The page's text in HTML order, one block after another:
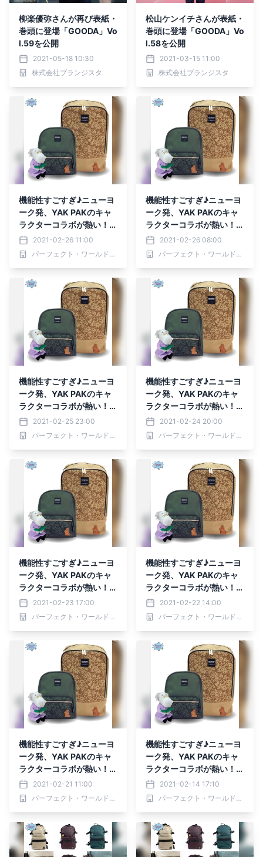
柳楽優弥さんが再び表紙・
巻頭に登場「GOODA」Vo
l.59を公開
2021-05-18 10:30
株式会社ブランジスタ
松山ケンイチさんが表紙・
巻頭に登場「GOODA」Vo
l.58を公開
2021-03-15 11:00
株式会社ブランジスタ
機能性すごすぎ♪ニューヨ
ーク発、YAK PAKのキャ
ラクターコラボが熱い！ス
ヌーピーはもちろん、ムー
ミンも、コナンも。
2021-02-26 11:00
パーフェクト・ワールド株式会社
機能性すごすぎ♪ニューヨ
ーク発、YAK PAKのキャ
ラクターコラボが熱い！ス
ヌーピーはもちろん、ムー
ミンも、コナンも。
2021-02-26 08:00
パーフェクト・ワールド株式会社
機能性すごすぎ♪ニューヨ
ーク発、YAK PAKのキャ
ラクターコラボが熱い！ス
ヌーピーはもちろん、ムー
ミンも、コナンも。
2021-02-25 23:00
パーフェクト・ワールド株式会社
機能性すごすぎ♪ニューヨ
ーク発、YAK PAKのキャ
ラクターコラボが熱い！ス
ヌーピーはもちろん、ムー
ミンも、コナンも。
2021-02-24 20:00
パーフェクト・ワールド株式会社
機能性すごすぎ♪ニューヨ
ーク発、YAK PAKのキャ
ラクターコラボが熱い！ス
ヌーピーはもちろん、ムー
ミンも、コナンも。
2021-02-23 17:00
パーフェクト・ワールド株式会社
機能性すごすぎ♪ニューヨ
ーク発、YAK PAKのキャ
ラクターコラボが熱い！ス
ヌーピーはもちろん、ムー
ミンも、コナンも。
2021-02-22 14:00
パーフェクト・ワールド株式会社
機能性すごすぎ♪ニューヨ
ーク発、YAK PAKのキャ
ラクターコラボが熱い！ス
ヌーピーはもちろん、ムー
ミンも、コナンも。
2021-02-21 11:00
パーフェクト・ワールド株式会社
機能性すごすぎ♪ニューヨ
ーク発、YAK PAKのキャ
ラクターコラボが熱い！ス
ヌーピーはもちろん、ムー
ミンも、コナンも。
2021-02-14 17:10
パーフェクト・ワールド株式会社